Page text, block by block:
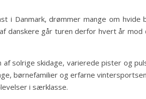
i Danmark, drømmer mange om
danskere går turen derfor hvert år
af solrige skidage, varierede pister og
børnefamilier og erfarne
i særklasse.